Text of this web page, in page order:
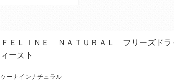
ＦＥＬＩＮＥ ＮＡＴＵＲＡＬ フリーズド
ィースト
ケーナインナチュラル